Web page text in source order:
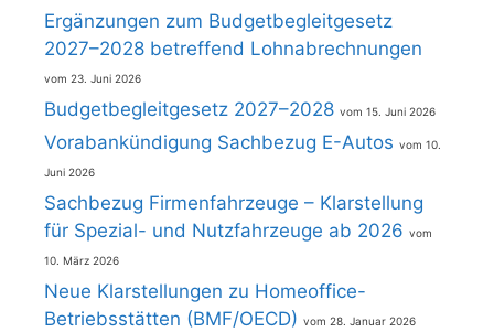
Ergänzungen zum Budgetbegleitgesetz
2027–2028 betreffend Lohnabrechnungen
23. Juni 2026
Budgetbegleitgesetz 2027–2028 15. Juni 2026
Vorabankündigung Sachbezug E-Autos 10.
Juni 2026
Sachbezug Firmenfahrzeuge – Klarstellung
für Spezial- und Nutzfahrzeuge ab 2026
10. März 2026
Neue Klarstellungen zu Homeoffice-
Betriebsstätten (BMF/OECD)
28. Januar 2026